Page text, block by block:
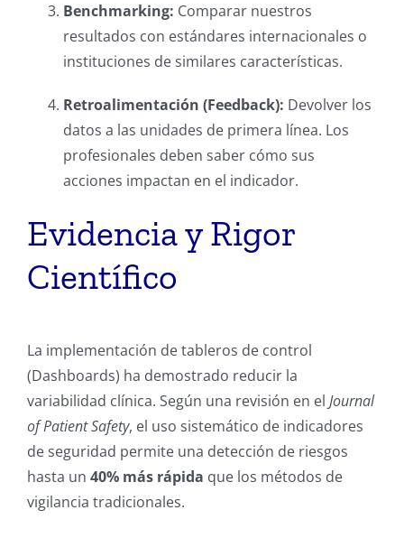
Benchmarking: Comparar nuestros
resultados con estándares internacionales o
instituciones de similares características.
Retroalimentación (Feedback): Devolver los
datos a las unidades de primera línea. Los
profesionales deben saber cómo sus
acciones impactan en el indicador.
Evidencia y Rigor
Científico
La implementación de tableros de control
(Dashboards) ha demostrado reducir la
variabilidad clínica. Según una revisión en el Journal
of Patient Safety, el uso sistemático de indicadores
de seguridad permite una detección de riesgos
hasta un 40% más rápida que los métodos de
vigilancia tradicionales.